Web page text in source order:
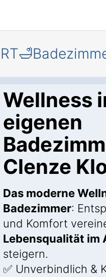
Wellness
eigenen
Clenze
Das moderne
Badezimmer:
und Komfort
Lebensqualität im
steigern.
✅ Unverbindlich &